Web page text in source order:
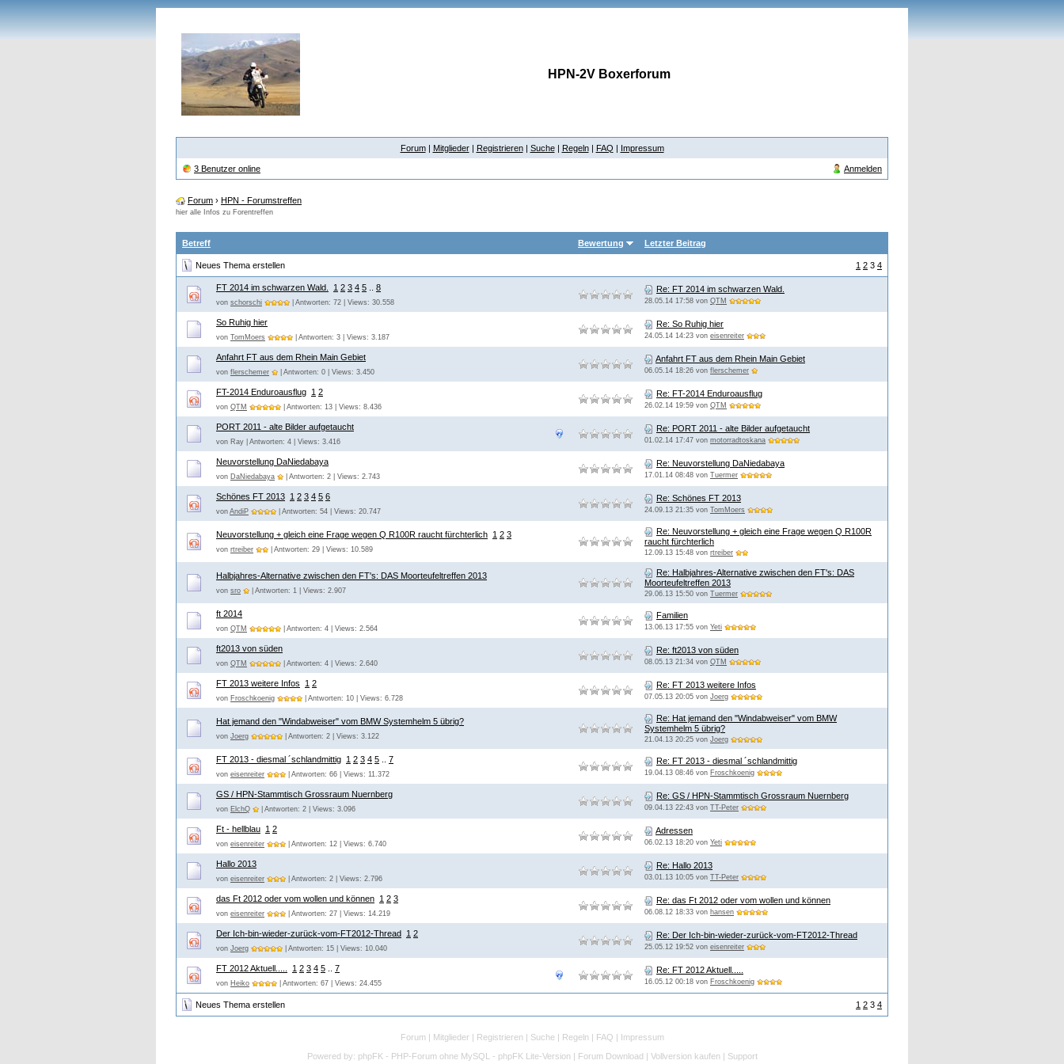
HPN-2V Boxerforum
Forum| Mitglieder| Registrieren| Suche| Regeln| FAQ | Impressum
3 Benutzer online Anmelden
Forum › HPN - Forumstreffen
hier alle Infos zu Forentreffen
Betreff Bewertung Letzter Beitrag
Neues Thema erstellen 1 2 3 4
FT 2014 im schwarzen Wald. 1 2 3 4 5 8
von schorschi | Antworten: 72 | Views: 30.558
Re: FT 2014 im schwarzen Wald.
28.05.14 17:58 von QTM
So Ruhig hier
von TomMoers | Antworten: 3 | Views: 3.187
Re: So Ruhig hier
24.05.14 14:23 von eisenreiter
Anfahrt FT aus dem Rhein Main Gebiet
von flerschemer | Antworten: 0 | Views: 3.450
Anfahrt FT aus dem Rhein Main Gebiet
06.05.14 18:26 von flerschemer
FT-2014 Enduroausflug 1 2
von QTM | Antworten: 13 | Views: 8.436
Re: FT-2014 Enduroausflug
26.02.14 19:59 von QTM
PORT 2011 - alte Bilder aufgetaucht
von Ray | Antworten: 4 | Views: 3.416
Re: PORT 2011 - alte Bilder aufgetaucht
01.02.14 17:47 von motorradtoskana
Neuvorstellung DaNiedabaya
von DaNiedabaya | Antworten: 2 | Views: 2.743
Re: Neuvorstellung DaNiedabaya
17.01.14 08:48 von Tuermer
Schönes FT 2013 1 2 3 4 5 6
von AndiP | Antworten: 54 | Views: 20.747
Re: Schönes FT 2013
24.09.13 21:35 von TomMoers
Neuvorstellung + gleich eine Frage wegen Q R100R raucht fürchterlich 1 2 3
von rtreiber | Antworten: 29 | Views: 10.589
Re: Neuvorstellung + gleich eine Frage wegen Q R100R
raucht fürchterlich
12.09.13 15:48 von rtreiber
Halbjahres-Alternative zwischen den FT's: DAS Moorteufeltreffen 2013
von sro | Antworten: 1 | Views: 2.907
Re: Halbjahres-Alternative zwischen den FT's: DAS
Moorteufeltreffen 2013
29.06.13 15:50 von Tuermer
ft 2014
von QTM | Antworten: 4 | Views: 2.564
Familien
13.06.13 17:55 von Yeti
ft2013 von süden
von QTM | Antworten: 4 | Views: 2.640
Re: ft2013 von süden
08.05.13 21:34 von QTM
FT 2013 weitere Infos 1 2
von Froschkoenig | Antworten: 10 | Views: 6.728
Re: FT 2013 weitere Infos
07.05.13 20:05 von Joerg
Hat jemand den "Windabweiser" vom BMW Systemhelm 5 übrig?
von Joerg | Antworten: 2 | Views: 3.122
Re: Hat jemand den "Windabweiser" vom BMW
Systemhelm 5 übrig?
21.04.13 20:25 von Joerg
FT 2013 - diesmal ´schlandmittig 1 2 3 4 5 7
von eisenreiter | Antworten: 66 | Views: 11.372
Re: FT 2013 - diesmal ´schlandmittig
19.04.13 08:46 von Froschkoenig
GS / HPN-Stammtisch Grossraum Nuernberg
von ElchQ | Antworten: 2 | Views: 3.096
Re: GS / HPN-Stammtisch Grossraum Nuernberg
09.04.13 22:43 von TT-Peter
Ft - hellblau 1 2
von eisenreiter | Antworten: 12 | Views: 6.740
Adressen
06.02.13 18:20 von Yeti
Hallo 2013
von eisenreiter | Antworten: 2 | Views: 2.796
Re: Hallo 2013
03.01.13 10:05 von TT-Peter
das Ft 2012 oder vom wollen und können 1 2 3
von eisenreiter | Antworten: 27 | Views: 14.219
Re: das Ft 2012 oder vom wollen und können
06.08.12 18:33 von hansen
Der Ich-bin-wieder-zurück-vom-FT2012-Thread 1 2
von Joerg | Antworten: 15 | Views: 10.040
Re: Der Ich-bin-wieder-zurück-vom-FT2012-Thread
25.05.12 19:52 von eisenreiter
FT 2012 Aktuell..... 1 2 3 4 5 7
von Heiko | Antworten: 67 | Views: 24.455
Re: FT 2012 Aktuell.....
16.05.12 00:18 von Froschkoenig
Neues Thema erstellen 1 2 3 4
Forum | Mitglieder | Registrieren | Suche | Regeln | FAQ | Impressum
Powered by: phpFK - PHP-Forum ohne MySQL - phpFK Lite-Version | Forum Download | Vollversion kaufen | Support